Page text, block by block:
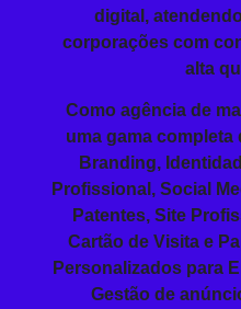
digital,
corporações com
alta
Como agência de
uma gama
Branding,
Profissional, Social
Patentes, Site
Cartão de Visita e
Personalizados para
Gestão de